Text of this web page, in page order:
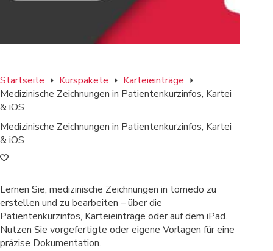
Startseite Kurspakete
Karteieinträge
Medizinische Zeichnungen in Patientenkurzinfos, Kartei
& iOS
Medizinische Zeichnungen in Patientenkurzinfos, Kartei
& iOS
Lernen Sie, medizinische Zeichnungen in tomedo zu
erstellen und zu bearbeiten – über die
Patientenkurzinfos, Karteieinträge oder auf dem iPad.
Nutzen Sie vorgefertigte oder eigene Vorlagen für eine
präzise Dokumentation.